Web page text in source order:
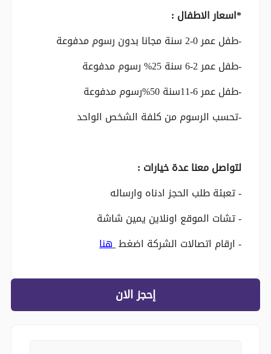
*اسعار الاطفال :
-طفل عمر 0-2 سنة مجانا بدون رسوم مدفوعة
-طفل عمر 2-6 سنة 25% رسوم مدفوعة
-طفل عمر 6-11سنة 50%رسوم مدفوعة
-تحسب الرسوم من كلفة الشخص الواحد
لتواصل معنا عدة خيارات :
- تعبئة طلب الحجز ادناه وارساله
- تشات الموقع اونلاين يمين شاشة
- ارقام اتصالات الشركة اضغط هنا
إحجز الان